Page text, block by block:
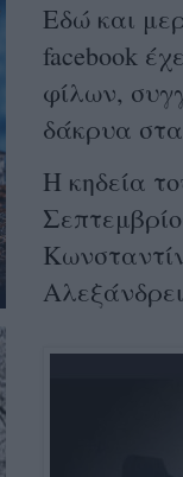
Εδώ και
facebook
φίλων,
δάκρυα
Η κηδεία